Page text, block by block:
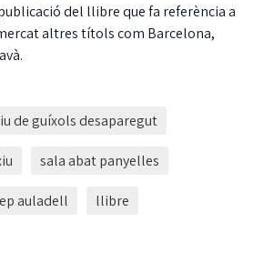
del llibre que fa referència a
altres títols com Barcelona,
de guíxols desaparegut
sala abat panyelles
auladell llibre